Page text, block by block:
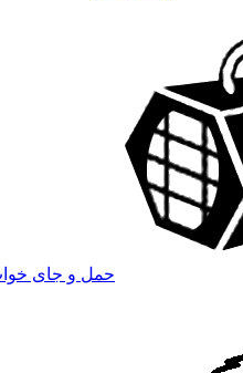
حمل و جای